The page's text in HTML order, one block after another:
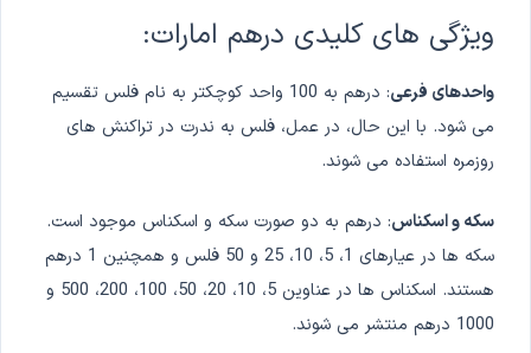
ویژگی های کلیدی درهم امارات:
واحدهای فرعی
: درهم به 100 واحد کوچکتر به نام فلس تقسیم
می شود. با این حال، در عمل، فلس به ندرت در تراکنش های
روزمره استفاده می شوند.
سکه و اسکناس: درهم به دو صورت سکه و اسکناس موجود است.
سکه ها در عیارهای 1، 5، 10، 25 و 50 فلس و همچنین 1 درهم
هستند. اسکناس ها در عناوین 5، 10، 20، 50، 100، 200، 500 و
1000 درهم منتشر می شوند.